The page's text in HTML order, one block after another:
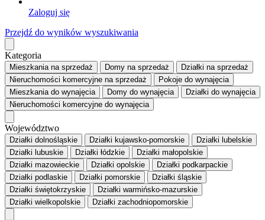
Zaloguj się
Przejdź do wyników wyszukiwania
Kategoria
Mieszkaniana sprzedaż Domy na sprzedaż Działki na sprzedaż
Nieruchomości komercyjne na sprzedaż Pokoje do wynajęcia
Mieszkaniado wynajęcia Domy do wynajęcia Działki do wynajęcia
Nieruchomości komercyjne do wynajęcia
Województwo
Działki dolnośląskie Działki kujawsko-pomorskie
Działki lubelskie
Działki lubuskie
Działki łódzkie
Działki małopolskie
Działki mazowieckie
Działki opolskie
Działki podkarpackie
Działki podlaskie
Działki pomorskie
Działki śląskie
Działki świętokrzyskie
Działki warmińsko-mazurskie
Działki wielkopolskie
Działki zachodniopomorskie